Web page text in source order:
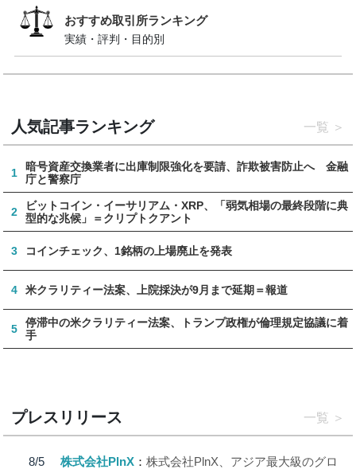
おすすめ取引所ランキング
実績・評判・目的別
人気記事ランキング 一覧
1
暗号資産交換業者に出庫制限強化を要請、詐欺被害防止へ 金融
庁と警察庁
2
ビットコイン・イーサリアム・XRP、「弱気相場の最終段階に典
型的な兆候」＝クリプトクアント
3 コインチェック、1銘柄の上場廃止を発表
4 米クラリティー法案、上院採決が9月まで延期＝報道
5
停滞中の米クラリティー法案、トランプ政権が倫理規定協議に着
手
プレスリリース 一覧
8/5
株式会社PlnX
株式会社PlnX、アジア最大級のグロ